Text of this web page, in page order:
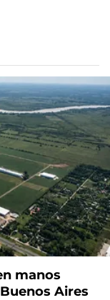
manos
Aires